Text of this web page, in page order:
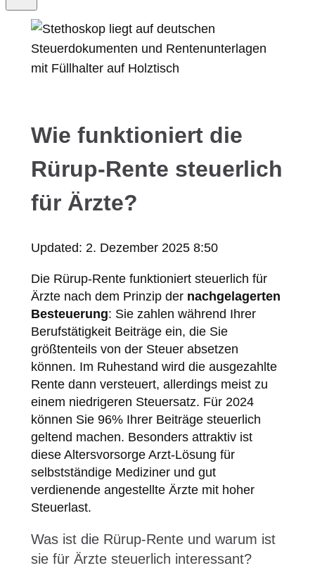
Wie funktioniert die
Rürup-Rente steuerlich
für Ärzte?
Updated: 2. Dezember 2025 8:50
Die Rürup-Rente funktioniert steuerlich für
Ärzte nach dem Prinzip der nachgelagerten
Besteuerung: Sie zahlen während Ihrer
Berufstätigkeit Beiträge ein, die Sie
größtenteils von der Steuer absetzen
können. Im Ruhestand wird die ausgezahlte
Rente dann versteuert, allerdings meist zu
einem niedrigeren Steuersatz. Für 2024
können Sie 96% Ihrer Beiträge steuerlich
geltend machen. Besonders attraktiv ist
diese Altersvorsorge Arzt-Lösung für
selbstständige Mediziner und gut
verdienende angestellte Ärzte mit hoher
Steuerlast.
Was ist die Rürup-Rente und warum ist
sie für Ärzte steuerlich interessant?